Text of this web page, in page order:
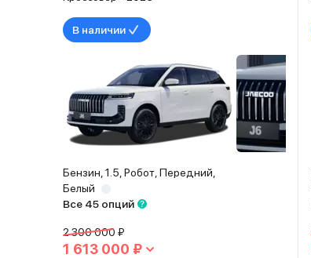
В наличии
Бензин, 1.5, Робот, Передний,
Белый
Все 45 опций
2 300 000 ₽
1 613 000 ₽